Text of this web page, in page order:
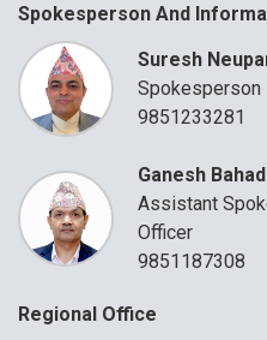
Spokesperson And
Suresh
Spokesperson
9851233281
Ganesh
Assistant
Officer
9851187308
Regional Office